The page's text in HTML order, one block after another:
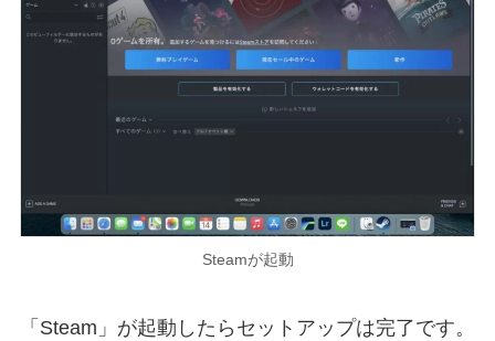
Steamが起動
「Steam」が起動したらセットアップは完了です。